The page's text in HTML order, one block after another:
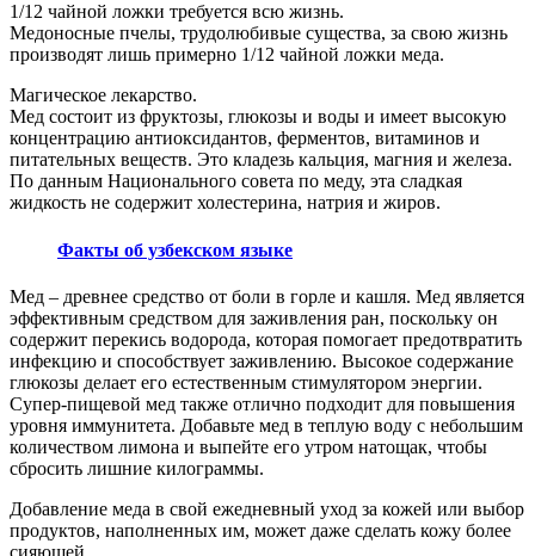
1/12 чайной ложки требуется всю жизнь.
Медоносные пчелы, трудолюбивые существа, за свою жизнь
производят лишь примерно 1/12 чайной ложки меда.
Магическое лекарство.
Мед состоит из фруктозы, глюкозы и воды и имеет высокую
концентрацию антиоксидантов, ферментов, витаминов и
питательных веществ. Это кладезь кальция, магния и железа.
По данным Национального совета по меду, эта сладкая
жидкость не содержит холестерина, натрия и жиров.
Факты об узбекском языке
Мед – древнее средство от боли в горле и кашля. Мед является
эффективным средством для заживления ран, поскольку он
содержит перекись водорода, которая помогает предотвратить
инфекцию и способствует заживлению. Высокое содержание
глюкозы делает его естественным стимулятором энергии.
Супер-пищевой мед также отлично подходит для повышения
уровня иммунитета. Добавьте мед в теплую воду с небольшим
количеством лимона и выпейте его утром натощак, чтобы
сбросить лишние килограммы.
Добавление меда в свой ежедневный уход за кожей или выбор
продуктов, наполненных им, может даже сделать кожу более
сияющей.